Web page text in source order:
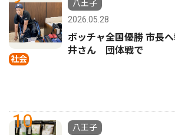
社会
八王子
2026.05.28
ボッチャ全国優勝 市長
井さん 団体戦で
10
八王子